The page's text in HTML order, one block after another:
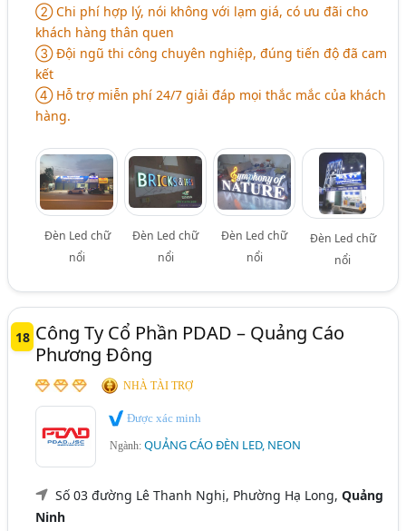
➁ Chi phí hợp lý, nói không với lạm giá, có ưu đãi cho
khách hàng thân quen
➂ Đội ngũ thi công chuyên nghiệp, đúng tiến độ đã cam
kết
➃ Hỗ trợ miễn phí 24/7 giải đáp mọi thắc mắc của khách
hàng.
Đèn Led chữ
nổi
Đèn Led chữ
nổi
Đèn Led chữ
nổi
Đèn Led chữ
nổi
18 Công Ty Cổ Phần PDAD – Quảng Cáo
Phương Đông
NHÀ TÀI TRỢ
Được xác minh
Ngành:QUẢNG CÁO ĐÈN LED, NEON
Số 03 đường Lê Thanh Nghị, Phường Hạ Long,Quảng
Ninh